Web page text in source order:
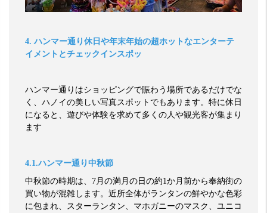
4.ハンマー通り休日や年末年始の超ホットなエンターテ
イメントとチェックインスポッ
ハンマー通りはショッピングで賑わう場所であるだけでな
く、ハノイの美しい写真スポットでもあります。特に休日
になると、遊びや体験を求めて多くの人や観光客が集まり
ます
4.1.ハンマー通り中秋節
中秋節の時期は、 7月の満月の日の約1か月前から奉納街の
買い物が混雑します。近所全体がランタンの鮮やかな色彩
に包まれ、スターランタン、マホガニーのマスク、ユニコ